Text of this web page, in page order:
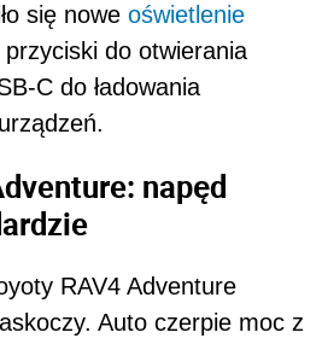
się nowe oświetlenie
do otwierania
C do ładowania
napęd
RAV4 Adventure
Auto czerpie moc z